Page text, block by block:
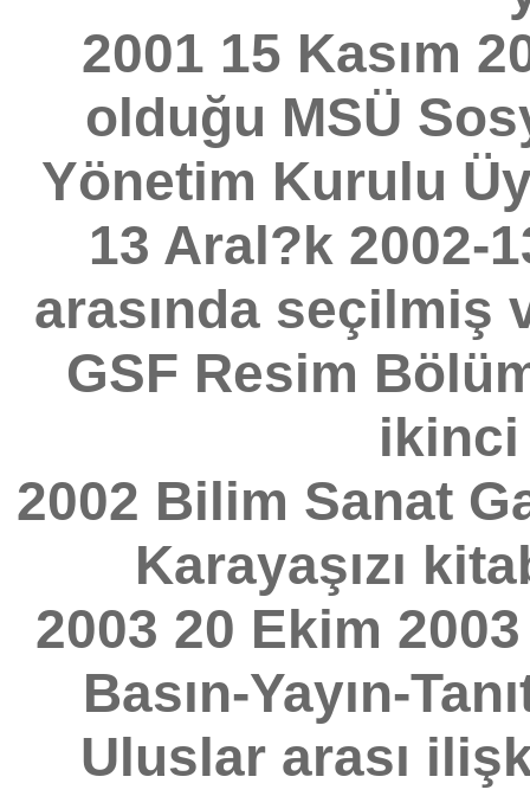
2001 15 Kasım
olduğu MSÜ
Yönetim Kurulu
13 Aral?k 2002-
arasında seçilmiş
GSF Resim
ikinci
2002 Bilim Sanat
Karayaşızı
2003 20 Ekim
Basın-Yayın-
Uluslar arası